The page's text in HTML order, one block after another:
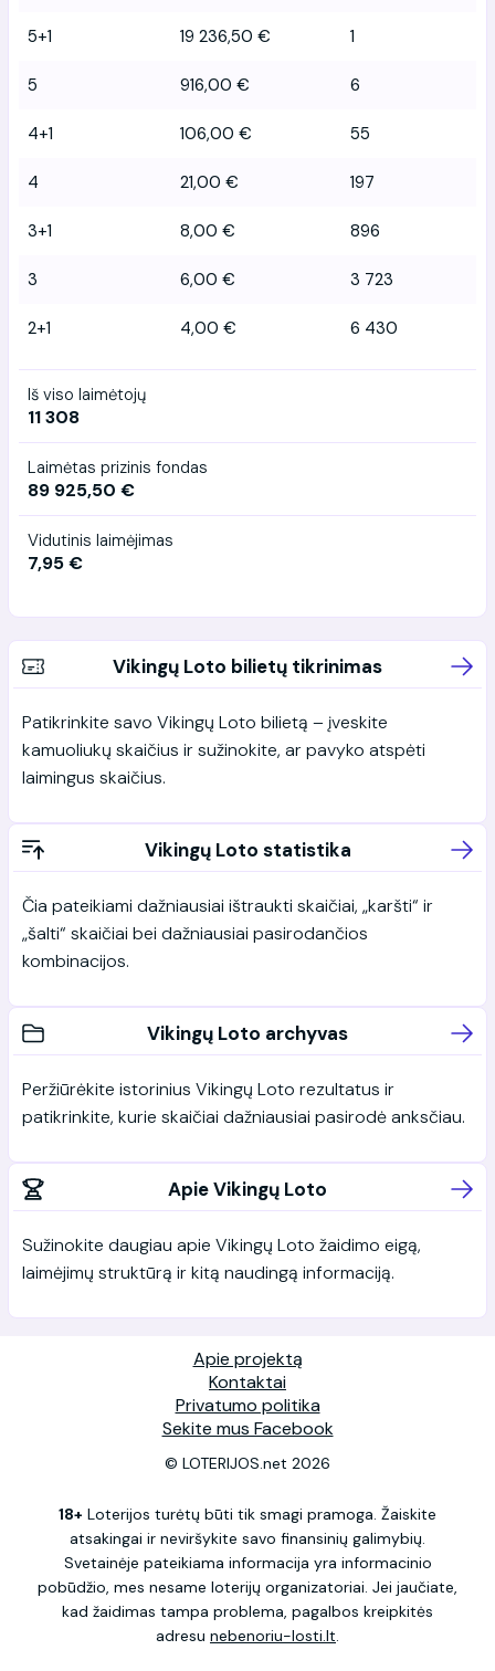
5+1 19 236,50 € 1
5 916,00 € 6
4+1 106,00 € 55
4 21,00 € 197
3+1 8,00 € 896
3 6,00 € 3 723
2+1 4,00 € 6 430
Iš viso laimėtojų
11 308
Laimėtas prizinis fondas
89 925,50 €
Vidutinis laimėjimas
7,95 €
Vikingų Loto bilietų tikrinimas
Patikrinkite savo Vikingų Loto bilietą – įveskite
kamuoliukų skaičius ir sužinokite, ar pavyko atspėti
laimingus skaičius.
Vikingų Loto statistika
Čia pateikiami dažniausiai ištraukti skaičiai, „karšti“ ir
„šalti“ skaičiai bei dažniausiai pasirodančios
kombinacijos.
Vikingų Loto archyvas
Peržiūrėkite istorinius Vikingų Loto rezultatus ir
patikrinkite, kurie skaičiai dažniausiai pasirodė anksčiau.
Apie Vikingų Loto
Sužinokite daugiau apie Vikingų Loto žaidimo eigą,
laimėjimų struktūrą ir kitą naudingą informaciją.
Apie projektą
Kontaktai
Privatumo politika
Sekite mus Facebook
© LOTERIJOS.net 2026
18+ Loterijos turėtų būti tik smagi pramoga. Žaiskite
atsakingai ir neviršykite savo finansinių galimybių.
Svetainėje pateikiama informacija yra informacinio
pobūdžio, mes nesame loterijų organizatoriai. Jei jaučiate,
kad žaidimas tampa problema, pagalbos kreipkitės
adresu nebenoriu-losti.lt